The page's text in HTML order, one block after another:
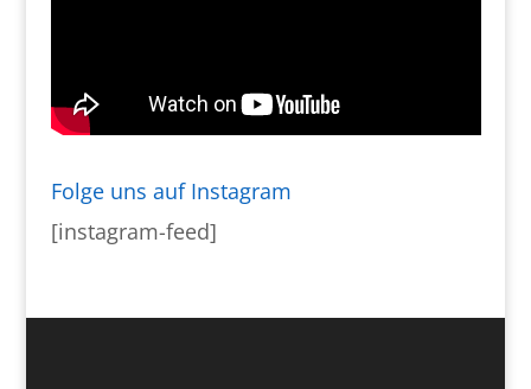
Folge uns auf Instagram
[instagram-feed]